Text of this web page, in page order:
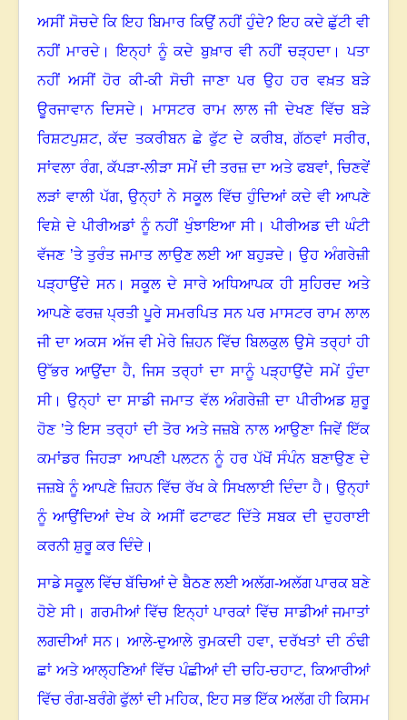
ਅਸੀਂ ਸੋਚਦੇ ਕਿ ਇਹ ਬਿਮਾਰ ਕਿਉਂ ਨਹੀਂ ਹੁੰਦੇ?ਇਹ ਕਦੇ ਛੁੱਟੀ ਵੀ
ਨਹੀਂ ਮਾਰਦੇ ।ਇਨ੍ਹਾਂ ਨੂੰ ਕਦੇ ਬੁਖ਼ਾਰ ਵੀ ਨਹੀਂ ਚੜ੍ਹਦਾ।ਪਤਾ
ਨਹੀਂ ਅਸੀਂ ਹੋਰ ਕੀ-ਕੀ ਸੋਚੀ ਜਾਣਾ ਪਰ ਉਹ ਹਰ ਵਖ਼ਤ ਬੜੇ
ਊਰਜਾਵਾਨ ਦਿਸਦੇ। ਮਾਸਟਰ ਰਾਮ ਲਾਲ ਜੀ ਦੇਖਣ ਵਿੱਚ ਬੜੇ
ਰਿਸ਼ਟਪੁਸ਼ਟ,ਕੱਦ ਤਕਰੀਬਨ ਛੇ ਫੁੱਟ ਦੇ ਕਰੀਬ, ਗੱਠਵਾਂ ਸਰੀਰ,
ਸਾਂਵਲਾ ਰੰਗ,ਕੱਪੜਾ-ਲੀੜਾ ਸਮੇਂ ਦੀ ਤਰਜ਼ ਦਾ ਅਤੇ ਫਬਵਾਂ,ਚਿਣਵੇਂ
ਲੜਾਂ ਵਾਲੀ ਪੱਗ,ਉਨ੍ਹਾਂ ਨੇ ਸਕੂਲ ਵਿੱਚ ਹੁੰਦਿਆਂ ਕਦੇ ਵੀ ਆਪਣੇ
ਵਿਸ਼ੇ ਦੇ ਪੀਰੀਅਡਾਂ ਨੂੰ ਨਹੀਂ ਖੁੰਝਾਇਆ ਸੀ।ਪੀਰੀਅਡ ਦੀ ਘੰਟੀ
ਵੱਜਣ ’ਤੇ ਤੁਰੰਤ ਜਮਾਤ ਲਾਉਣ ਲਈ ਆ ਬਹੁੜਦੇ।ਉਹ ਅੰਗਰੇਜ਼ੀ
ਪੜ੍ਹਾਉਂਦੇ ਸਨ।ਸਕੂਲ ਦੇ ਸਾਰੇ ਅਧਿਆਪਕ ਹੀ ਸੁਹਿਰਦ ਅਤੇ
ਆਪਣੇ ਫਰਜ਼ ਪ੍ਰਤੀ ਪੂਰੇ ਸਮਰਪਿਤ ਸਨ ਪਰ ਮਾਸਟਰ ਰਾਮ ਲਾਲ
ਜੀ ਦਾ ਅਕਸ ਅੱਜ ਵੀ ਮੇਰੇ ਜ਼ਿਹਨ ਵਿੱਚ ਬਿਲਕੁਲ ਉਸੇ ਤਰ੍ਹਾਂ ਹੀ
ਉੱਭਰ ਆਉਂਦਾ ਹੈ, ਜਿਸ ਤਰ੍ਹਾਂ ਦਾ ਸਾਨੂੰ ਪੜ੍ਹਾਉਂਦੇ ਸਮੇਂ ਹੁੰਦਾ
ਸੀ।ਉਨ੍ਹਾਂ ਦਾ ਸਾਡੀ ਜਮਾਤ ਵੱਲ ਅੰਗਰੇਜ਼ੀ ਦਾ ਪੀਰੀਅਡ ਸ਼ੁਰੂ
ਹੋਣ ’ਤੇ ਇਸ ਤਰ੍ਹਾਂ ਦੀ ਤੋਰ ਅਤੇ ਜਜ਼ਬੇ ਨਾਲ ਆਉਣਾ ਜਿਵੇਂ ਇੱਕ
ਕਮਾਂਡਰ ਜਿਹੜਾ ਆਪਣੀ ਪਲਟਨ ਨੂੰ ਹਰ ਪੱਖੋਂ ਸੰਪੰਨ ਬਣਾਉਣ ਦੇ
ਜਜ਼ਬੇ ਨੂੰ ਆਪਣੇ ਜ਼ਿਹਨ ਵਿੱਚ ਰੱਖ ਕੇ ਸਿਖਲਾਈ ਦਿੰਦਾ ਹੈ । ਉਨ੍ਹਾਂ
ਨੂੰ ਆਉਂਦਿਆਂ ਦੇਖ ਕੇ ਅਸੀਂ ਫਟਾਫਟ ਦਿੱਤੇ ਸਬਕ ਦੀ ਦੁਹਰਾਈ
ਕਰਨੀ ਸ਼ੁਰੂ ਕਰ ਦਿੰਦੇ ।
ਸਾਡੇ ਸਕੂਲ ਵਿੱਚ ਬੱਚਿਆਂ ਦੇ ਬੈਠਣ ਲਈ ਅਲੱਗ-ਅਲੱਗ ਪਾਰਕ ਬਣੇ
ਹੋਏ ਸੀ। ਗਰਮੀਆਂ ਵਿੱਚ ਇਨ੍ਹਾਂ ਪਾਰਕਾਂ ਵਿੱਚ ਸਾਡੀਆਂ ਜਮਾਤਾਂ
ਲਗਦੀਆਂ ਸਨ। ਆਲੇ-ਦੁਆਲੇ ਰੁਮਕਦੀ ਹਵਾ,ਦਰੱਖਤਾਂ ਦੀ ਠੰਢੀ
ਛਾਂ ਅਤੇ ਆਲ੍ਹਣਿਆਂ ਵਿੱਚ ਪੰਛੀਆਂ ਦੀ ਚਹਿ-ਚਹਾਟ, ਕਿਆਰੀਆਂ
ਵਿੱਚ ਰੰਗ-ਬਰੰਗੇ ਫੁੱਲਾਂ ਦੀ ਮਹਿਕ, ਇਹ ਸਭ ਇੱਕ ਅਲੱਗ ਹੀ ਕਿਸਮ